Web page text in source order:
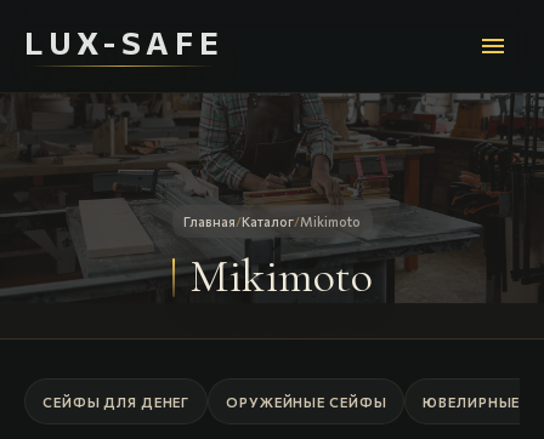
LUX-SAFE menu
Главная/Каталог/Mikimoto
Mikimoto
СЕЙФЫ ДЛЯ ДЕНЕГ ОРУЖЕЙНЫЕ СЕЙФЫ ЮВЕЛИРНЫЕ